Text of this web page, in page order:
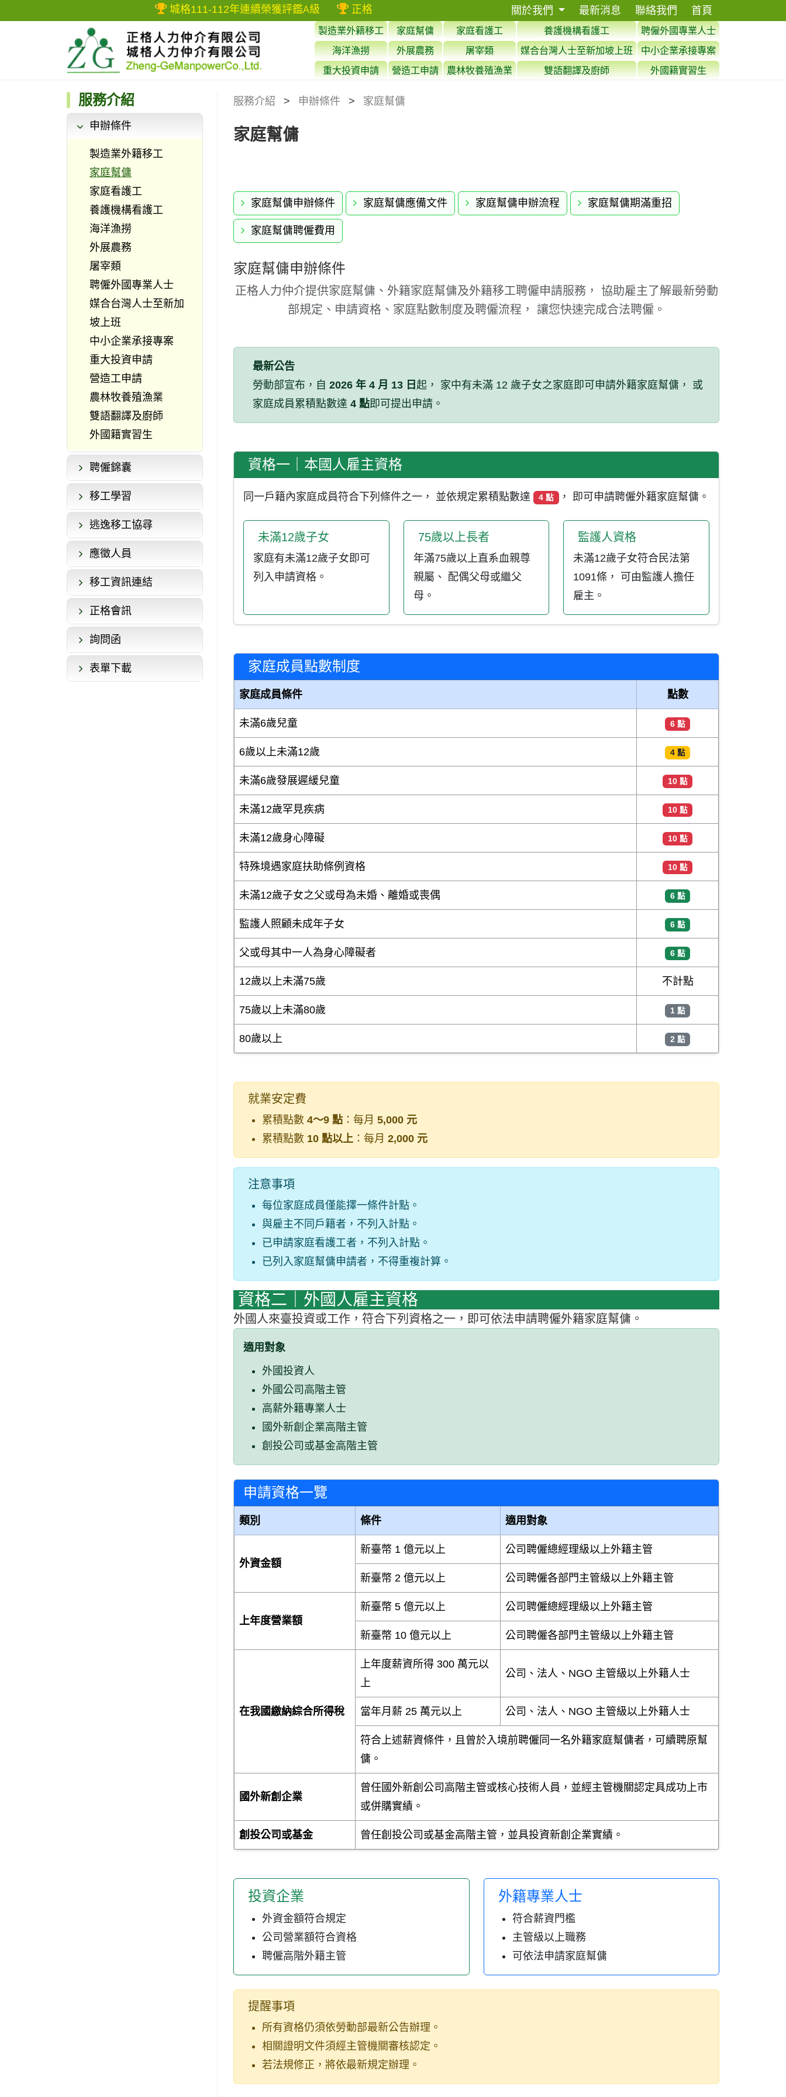
城格111-112年連續榮獲評鑑A級 正格榮獲112年評鑑 關於我們 最新消息 聯絡我們 首頁
製造業外籍移工 家庭幫傭 家庭看護工 養護機構看護工
聘僱外國專業人士
海洋漁撈
外展農務 屠宰類 媒合台灣人士至新加坡上班
中小企業承接專案
重大投資申請
營造工申請 農林牧養殖漁業 雙語翻譯及廚師 外國籍實習生
服務介紹 申辦條件 家庭幫傭
家庭幫傭
家庭幫傭申辦條件 家庭幫傭應備文件 家庭幫傭申辦流程 家庭幫傭期滿重招
家庭幫傭聘僱費用
家庭幫傭申辦條件
正格人力仲介提供家庭幫傭、外籍家庭幫傭及外籍移工聘僱申請服務， 協助雇主了解最新勞動
部規定、申請資格、家庭點數制度及聘僱流程， 讓您快速完成合法聘僱。
最新公告
勞動部宣布，自 2026 年 4 月 13 日 起， 家中有未滿 12 歲子女之家庭即可申請外籍家庭幫傭， 或
家庭成員累積點數達 4 點即可提出申請。
資格一｜本國人雇主資格
同一戶籍內家庭成員符合下列條件之一， 並依規定累積點數達 4 點 ， 即可申請聘僱外籍家庭幫傭。
未滿12歲子女
家庭有未滿12歲子女即可
列入申請資格。
75歲以上長者
年滿75歲以上直系血親尊
親屬、 配偶父母或繼父
母。
監護人資格
未滿12歲子女符合民法第
1091條， 可由監護人擔任
雇主。
家庭成員點數制度
家庭成員條件 點數
未滿6歲兒童 6 點
6歲以上未滿12歲 4 點
未滿6歲發展遲緩兒童 10 點
未滿12歲罕見疾病 10 點
未滿12歲身心障礙 10 點
特殊境遇家庭扶助條例資格 10 點
未滿12歲子女之父或母為未婚、離婚或喪偶 6 點
監護人照顧未成年子女 6 點
父或母其中一人為身心障礙者 6 點
12歲以上未滿75歲 不計點
75歲以上未滿80歲 1 點
80歲以上 2 點
就業安定費
累積點數 4～9 點 ：每月 5,000 元
累積點數 10 點以上 ：每月 2,000 元
注意事項
每位家庭成員僅能擇一條件計點。
與雇主不同戶籍者，不列入計點。
已申請家庭看護工者，不列入計點。
已列入家庭幫傭申請者，不得重複計算。
資格二｜外國人雇主資格
外國人來臺投資或工作，符合下列資格之一，即可依法申請聘僱外籍家庭幫傭。
適用對象
外國投資人
外國公司高階主管
高薪外籍專業人士
國外新創企業高階主管
創投公司或基金高階主管
申請資格一覽
類別 條件 適用對象
外資金額
新臺幣 1 億元以上 公司聘僱總經理級以上外籍主管
新臺幣 2 億元以上 公司聘僱各部門主管級以上外籍主管
上年度營業額
新臺幣 5 億元以上 公司聘僱總經理級以上外籍主管
新臺幣 10 億元以上 公司聘僱各部門主管級以上外籍主管
在我國繳納綜合所得稅
上年度薪資所得 300 萬元以
上
公司、法人、NGO 主管級以上外籍人士
當年月薪 25 萬元以上 公司、法人、NGO 主管級以上外籍人士
符合上述薪資條件，且曾於入境前聘僱同一名外籍家庭幫傭者，可續聘原幫
傭。
國外新創企業
曾任國外新創公司高階主管或核心技術人員，並經主管機關認定具成功上市
或併購實績。
創投公司或基金 曾任創投公司或基金高階主管，並具投資新創企業實績。
投資企業
外資金額符合規定
公司營業額符合資格
聘僱高階外籍主管
外籍專業人士
符合薪資門檻
主管級以上職務
可依法申請家庭幫傭
提醒事項
所有資格仍須依勞動部最新公告辦理。
相關證明文件須經主管機關審核認定。
若法規修正，將依最新規定辦理。
服務介紹
申辦條件
製造業外籍移工
家庭幫傭
家庭看護工
養護機構看護工
海洋漁撈
外展農務
屠宰類
聘僱外國專業人士
媒合台灣人士至新加
坡上班
中小企業承接專案
重大投資申請
營造工申請
農林牧養殖漁業
雙語翻譯及廚師
外國籍實習生
聘僱錦囊
移工學習
逃逸移工協尋
應徵人員
移工資訊連結
正格會訊
詢問函
表單下載